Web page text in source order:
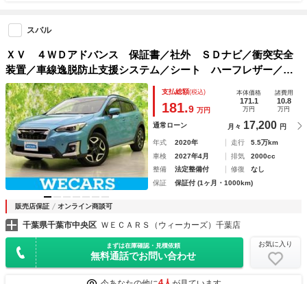
スバル
ＸＶ ４ＷＤアドバンス 保証書／社外 ＳＤナビ／衝突安全
装置／車線逸脱防止支援システム／シート ハーフレザー／ヘ
ッドランプ ＬＥＤ／ＥＴＣ／ＥＢＤ付ＡＢＳ／横滑り防止装
置／アイドリングストップ／アイサイトＸ（スバル新型）
支払総額(税込)
181.9 万円
本体価格
171.1
万円
諸費用
10.8
万円
通常ローン 月々 17,200 円
年式 2020年 走行
5.5万km
車検
2027年4月 排気
2000cc
整備
法定整備付 修復
なし
保証
保証付 (1ヶ月・1000km)
販売店保証 オンライン商談可
千葉県千葉市中央区 ＷＥＣＡＲＳ（ウィーカーズ）千葉店
まずは在庫確認・見積依頼
無料通話でお問い合わせ
お気に入り